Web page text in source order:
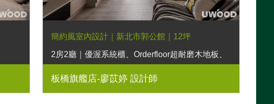
簡約風室內設計｜新北市郭公館｜12坪
2房2廳｜優渥系統櫃、Orderfloor超耐磨木地板、
LED燈條、鐵件五金階梯
板橋旗艦店-廖苡婷 設計師